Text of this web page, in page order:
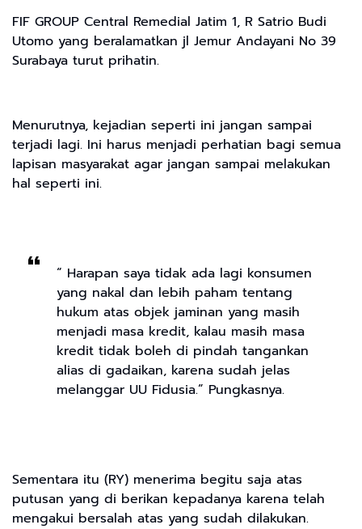
FIF GROUP Central Remedial Jatim 1, R Satrio Budi
Utomo yang beralamatkan jl Jemur Andayani No 39
Surabaya turut prihatin.
Menurutnya, kejadian seperti ini jangan sampai
terjadi lagi. Ini harus menjadi perhatian bagi semua
lapisan masyarakat agar jangan sampai melakukan
hal seperti ini.
“ Harapan saya tidak ada lagi konsumen
yang nakal dan lebih paham tentang
hukum atas objek jaminan yang masih
menjadi masa kredit, kalau masih masa
kredit tidak boleh di pindah tangankan
alias di gadaikan, karena sudah jelas
melanggar UU Fidusia.” Pungkasnya.
Sementara itu (RY) menerima begitu saja atas
putusan yang di berikan kepadanya karena telah
mengakui bersalah atas yang sudah dilakukan.